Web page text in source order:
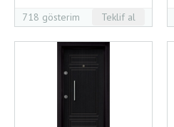
718 gösterim Teklif al